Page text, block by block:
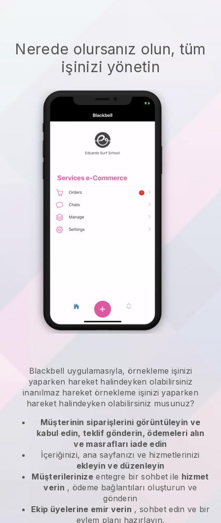
Nerede olursanız olun, tüm
işinizi yönetin
Blackbell uygulamasıyla, örnekleme işinizi
yaparken hareket halindeyken olabilirsiniz
inanılmaz hareket örnekleme işinizi yaparken
hareket halindeyken olabilirsiniz musunuz?
Müşterinin siparişlerini görüntüleyin ve
kabul edin, teklif gönderin, ödemeleri alın
ve masrafları iade edin
İçeriğinizi, ana sayfanızı ve hizmetlerinizi
ekleyin ve düzenleyin
Müşterilerinize entegre bir sohbet ile hizmet
verin , ödeme bağlantıları oluşturun ve
gönderin
Ekip üyelerine emir verin , sohbet edin ve bir
eylem planı hazırlayın.